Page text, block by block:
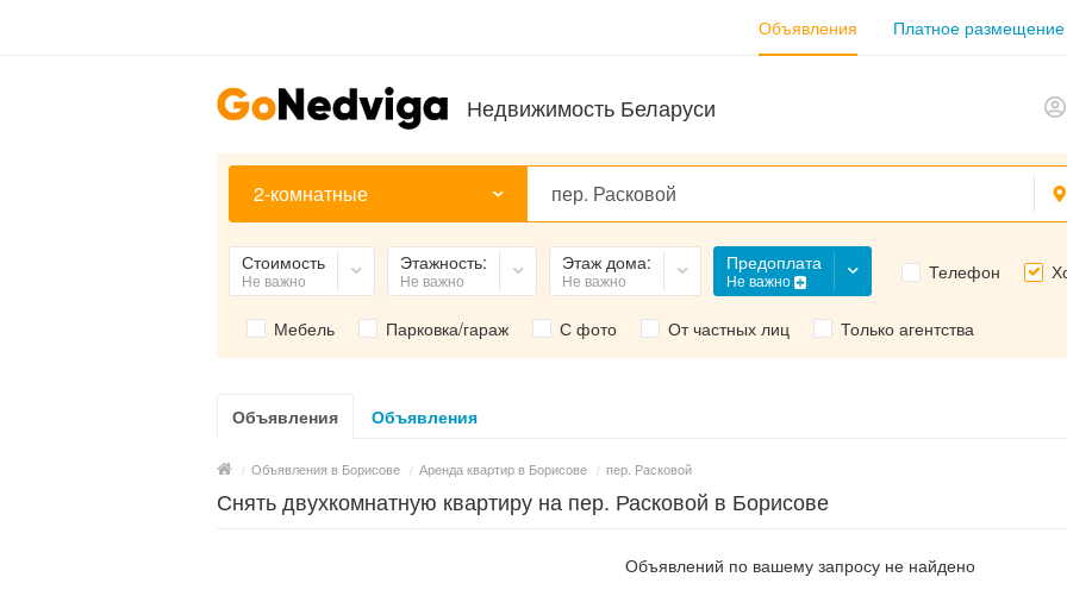
Объявления Платное размещение
Недвижимость Беларуси
2-комнатные
Стоимость
Не важно
Этажность:
Не важно
Этаж дома:
Не важно
Предоплата
Не важно Телефон
Мебель Парковка/гараж С фото От частных лиц Только агентства
Объявления Объявления
/ Объявления в Борисове / Аренда квартир в Борисове / пер. Расковой
Снять двухкомнатную квартиру на пер. Расковой в Борисове
Объявлений по вашему запросу не найдено